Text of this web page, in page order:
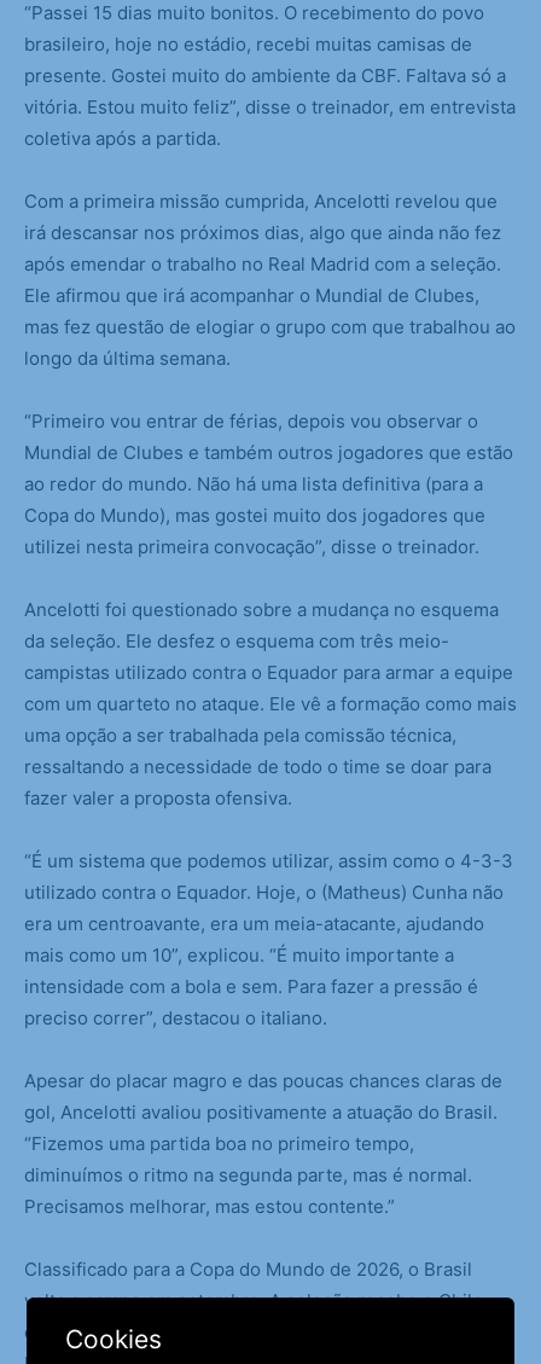
“Passei 15 dias muito bonitos. O recebimento do povo
brasileiro, hoje no estádio, recebi muitas camisas de
presente. Gostei muito do ambiente da CBF. Faltava só a
vitória. Estou muito feliz”, disse o treinador, em entrevista
coletiva após a partida.
Com a primeira missão cumprida, Ancelotti revelou que
irá descansar nos próximos dias, algo que ainda não fez
após emendar o trabalho no Real Madrid com a seleção.
Ele afirmou que irá acompanhar o Mundial de Clubes,
mas fez questão de elogiar o grupo com que trabalhou ao
longo da última semana.
“Primeiro vou entrar de férias, depois vou observar o
Mundial de Clubes e também outros jogadores que estão
ao redor do mundo. Não há uma lista definitiva (para a
Copa do Mundo), mas gostei muito dos jogadores que
utilizei nesta primeira convocação”, disse o treinador.
Ancelotti foi questionado sobre a mudança no esquema
da seleção. Ele desfez o esquema com três meio-
campistas utilizado contra o Equador para armar a equipe
com um quarteto no ataque. Ele vê a formação como mais
uma opção a ser trabalhada pela comissão técnica,
ressaltando a necessidade de todo o time se doar para
fazer valer a proposta ofensiva.
“É um sistema que podemos utilizar, assim como o 4-3-3
utilizado contra o Equador. Hoje, o (Matheus) Cunha não
era um centroavante, era um meia-atacante, ajudando
mais como um 10”, explicou. “É muito importante a
intensidade com a bola e sem. Para fazer a pressão é
preciso correr”, destacou o italiano.
Apesar do placar magro e das poucas chances claras de
gol, Ancelotti avaliou positivamente a atuação do Brasil.
“Fizemos uma partida boa no primeiro tempo,
diminuímos o ritmo na segunda parte, mas é normal.
Precisamos melhorar, mas estou contente.”
Classificado para a Copa do Mundo de 2026, o Brasil
volta a campo em setembro. A seleção recebe o Chile,
dia 4, ainda sem local definido, e fecha a participação nas
Cookies